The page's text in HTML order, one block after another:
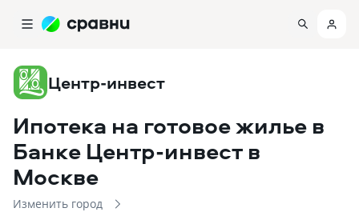
Центр-инвест
Ипотека на готовое жилье в
Банке Центр-инвест в
Москве
Изменить город